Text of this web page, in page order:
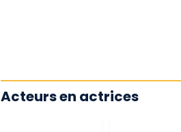
Acteurs en actrices